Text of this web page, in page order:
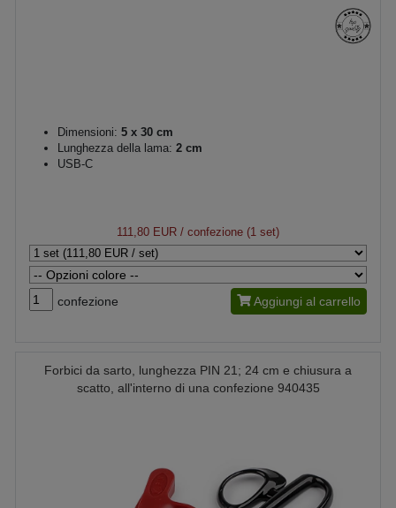
Dimensioni: 5 x 30 cm
Lunghezza della lama: 2 cm
USB-C
111,80 EUR / confezione (1 set)
confezione Aggiungi al carrello
Forbici da sarto, lunghezza PIN 21; 24 cm e chiusura a
scatto, all'interno di una confezione 940435